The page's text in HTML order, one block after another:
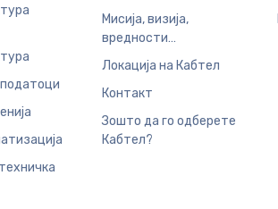
Мисија, визија,
вредности…
Локација на Кабтел
Контакт
Зошто да го одберете
Кабтел?